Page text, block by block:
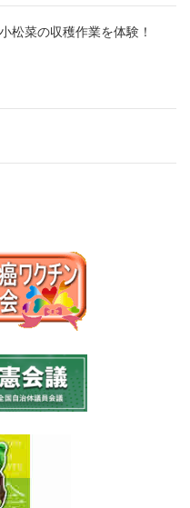
松菜の収穫作業を体験！